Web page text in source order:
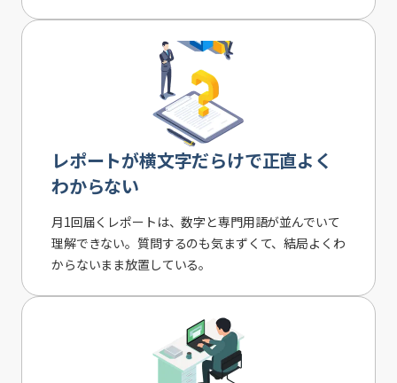
レポートが横文字だらけで正直よく
わからない
月1回届くレポートは、数字と専門用語が並んでいて
理解できない。質問するのも気まずくて、結局よくわ
からないまま放置している。